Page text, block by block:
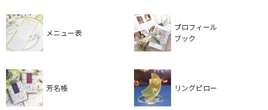
メニュー表
プロフィール
ブック
芳名帳 リングピロー